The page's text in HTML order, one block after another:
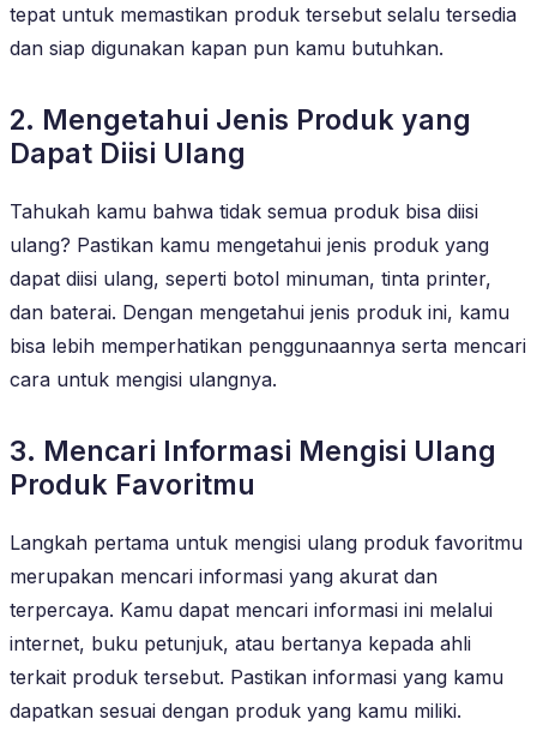
tepat untuk memastikan produk tersebut selalu tersedia
dan siap digunakan kapan pun kamu butuhkan.
2. Mengetahui Jenis Produk yang
Dapat Diisi Ulang
Tahukah kamu bahwa tidak semua produk bisa diisi
ulang? Pastikan kamu mengetahui jenis produk yang
dapat diisi ulang, seperti botol minuman, tinta printer,
dan baterai. Dengan mengetahui jenis produk ini, kamu
bisa lebih memperhatikan penggunaannya serta mencari
cara untuk mengisi ulangnya.
3. Mencari Informasi Mengisi Ulang
Produk Favoritmu
Langkah pertama untuk mengisi ulang produk favoritmu
merupakan mencari informasi yang akurat dan
terpercaya. Kamu dapat mencari informasi ini melalui
internet, buku petunjuk, atau bertanya kepada ahli
terkait produk tersebut. Pastikan informasi yang kamu
dapatkan sesuai dengan produk yang kamu miliki.